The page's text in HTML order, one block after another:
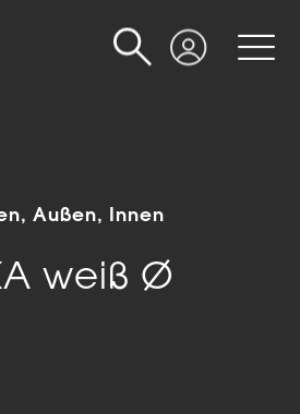
Login
Suche
Außen Innen
weiß Ø